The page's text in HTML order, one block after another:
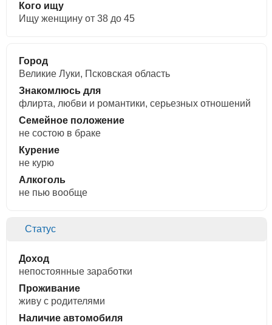
Кого ищу
Ищу женщину от 38 до 45
Город
Великие Луки, Псковская область
Знакомлюсь для
флирта, любви и романтики, cерьезных отношений
Семейное положение
не состою в браке
Курение
не курю
Алкоголь
не пью вообще
Статус
Доход
непостоянные заработки
Проживание
живу с родителями
Наличие автомобиля